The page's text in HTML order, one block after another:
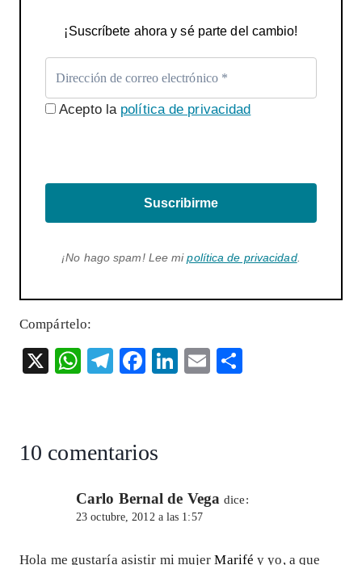
¡Suscríbete ahora y sé parte del cambio!
Acepto la política de privacidad
Suscribirme
¡No hago spam! Lee mipolítica de privacidad.
Compártelo:
X
W
p
p
T
ra
m
F
o
k
Li E
10 comentarios
Carlo Bernal de Vega dice:
23 octubre, 2012 a las 1:57
Hola me gustaría asistir mi mujerMariféy yo, a que